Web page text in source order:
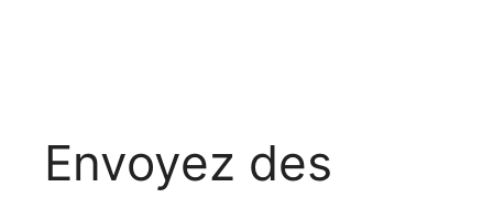
Envoyez des